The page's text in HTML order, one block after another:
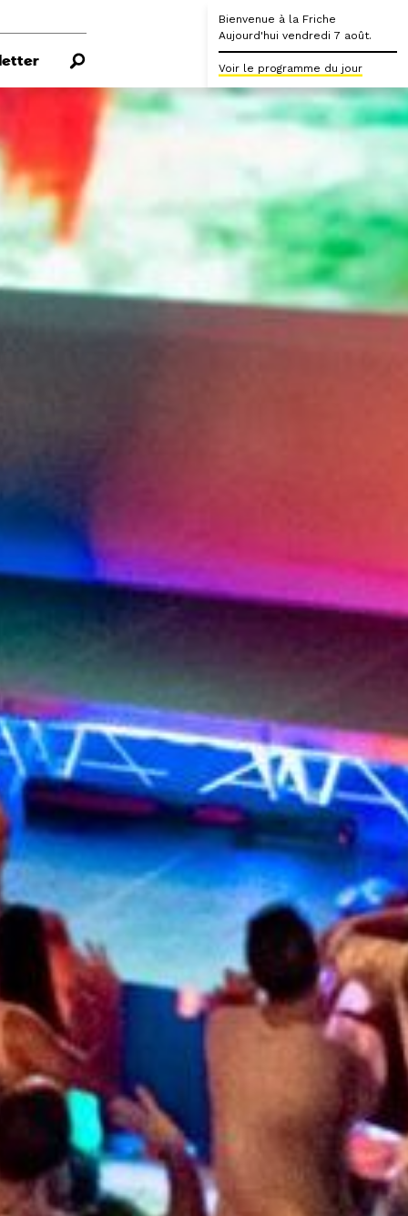
Bienvenue à la Friche
Aujourd'hui vendredi 7 août.
Voir le programme du jour